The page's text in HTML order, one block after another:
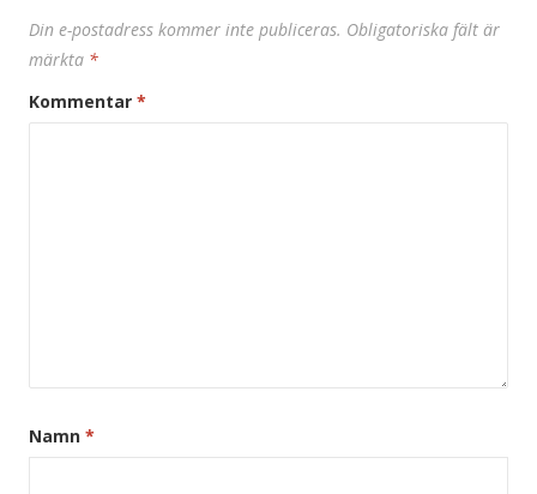
Din e-postadress kommer inte publiceras. Obligatoriska fält är
märkta *
Kommentar *
Namn *